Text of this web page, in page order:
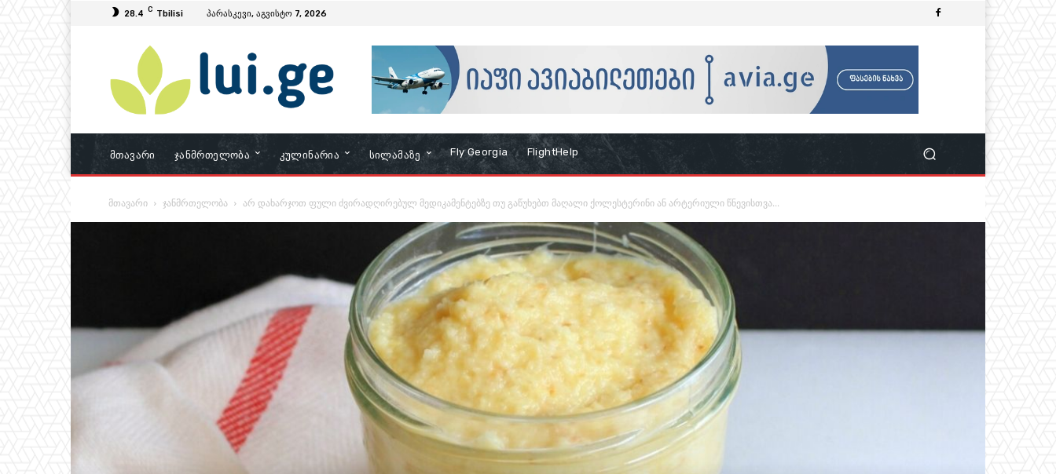
28.4 C Tbilisi პარასკევი, აგვისტო 7, 2026
Მთავარი Ჯანმრთელობა Კულინარია Სილამაზე Fly Georgia FlightHelp
მთავარი ჯანმრთელობა არ დახარჯოთ ფული ძვირადღირებულ მედიკამენტებზე თუ გაწუხებთ მაღალი ქოლესტერინი ან არტერიული წნევისთვა...